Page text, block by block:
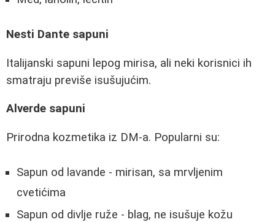
Nesti Dante sapuni
Italijanski sapuni lepog mirisa, ali neki korisnici ih
smatraju previše isušujućim.
Alverde sapuni
Prirodna kozmetika iz DM-a. Popularni su:
Sapun od lavande - mirisan, sa mrvljenim
cvetićima
Sapun od divlje ruže - blag, ne isušuje kožu